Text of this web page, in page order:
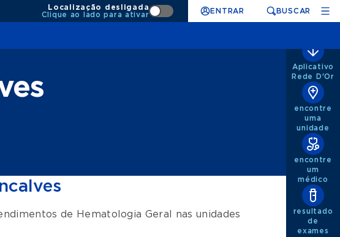
Localização desligada
Clique ao lado para ativar
ENTRAR BUSCAR
de Hematologia Geral
nas unidades
Aplicativo
Rede D'Or
encontre
uma
unidade
encontre
um
médico
resultado
de
exames